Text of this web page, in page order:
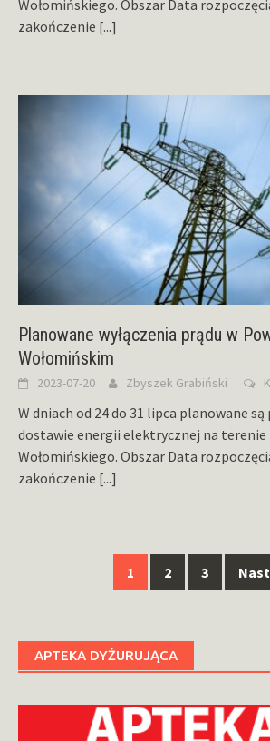
Wołomińskiego. Obszar Data
zakończenie [...]
Planowane wyłączenia prądu w
Wołomińskim
2023-07-20 Zbyszek Grabiński
W dniach od 24 do 31 lipca planowane
dostawie energii elektrycznej na terenie
Wołomińskiego. Obszar Data
zakończenie [...]
1 2 3
APTEKA DYŻURUJĄCA